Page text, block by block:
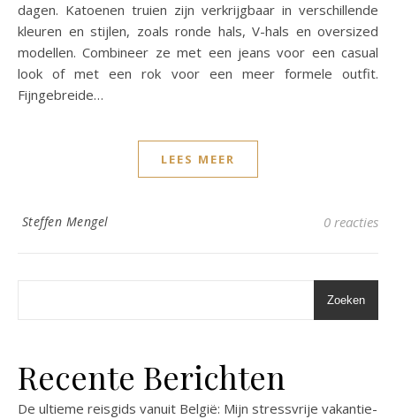
dagen. Katoenen truien zijn verkrijgbaar in verschillende
kleuren en stijlen, zoals ronde hals, V-hals en oversized
modellen. Combineer ze met een jeans voor een casual
look of met een rok voor een meer formele outfit.
Fijngebreide…
LEES MEER
Steffen Mengel 0 reacties
Zoeken
Recente Berichten
De ultieme reisgids vanuit België: Mijn stressvrije vakantie-